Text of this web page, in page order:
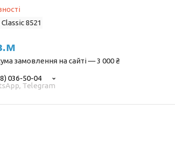
8521
замовлення на сайті — 3 000 ₴
036-50-04
Telegram